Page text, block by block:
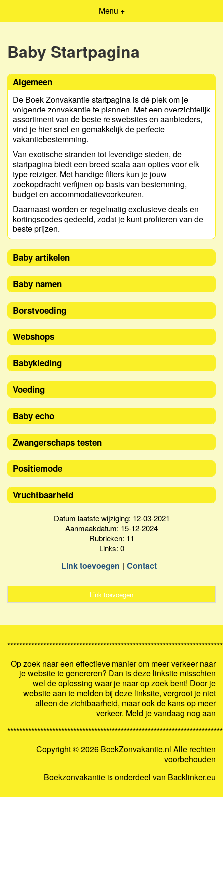
Menu +
Baby Startpagina
Algemeen
De Boek Zonvakantie startpagina is dé plek om je
volgende zonvakantie te plannen. Met een overzichtelijk
assortiment van de beste reiswebsites en aanbieders,
vind je hier snel en gemakkelijk de perfecte
vakantiebestemming.
Van exotische stranden tot levendige steden, de
startpagina biedt een breed scala aan opties voor elk
type reiziger. Met handige filters kun je jouw
zoekopdracht verfijnen op basis van bestemming,
budget en accommodatievoorkeuren.
Daarnaast worden er regelmatig exclusieve deals en
kortingscodes gedeeld, zodat je kunt profiteren van de
beste prijzen.
Baby artikelen
Baby namen
Borstvoeding
Webshops
Babykleding
Voeding
Baby echo
Zwangerschaps testen
Positiemode
Vruchtbaarheid
Datum laatste wijziging: 12-03-2021
Aanmaakdatum: 15-12-2024
Rubrieken: 11
Links: 0
Link toevoegen Contact
Link toevoegen
Op zoek naar een effectieve manier om meer verkeer naar
je website te genereren? Dan is deze linksite misschien
wel de oplossing waar je naar op zoek bent! Door je
website aan te melden bij deze linksite, vergroot je niet
alleen de zichtbaarheid, maar ook de kans op meer
verkeer. Meld je vandaag nog aan
Copyright ©2026 BoekZonvakantie.nl Alle rechten
voorbehouden
Boekzonvakantie is onderdeel van Backlinker.eu